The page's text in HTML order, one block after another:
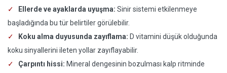
Ellerde ve ayaklarda uyuşma: Sinir sistemi etkilenmeye
başladığında bu tür belirtiler görülebilir.
Koku alma duyusunda zayıflama: D vitamini düşük olduğunda
koku sinyallerini ileten yollar zayıflayabilir.
Çarpıntı hissi: Mineral dengesinin bozulması kalp ritminde